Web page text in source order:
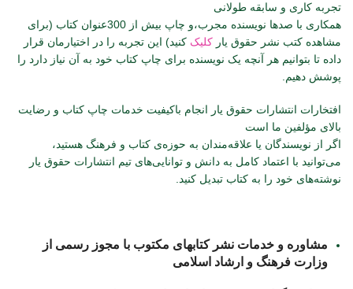
تجربه کاری و سابقه طولانی
همکاری با صدها نویسنده مجرب،و چاپ بیش از 300عنوان کتاب (برای
مشاهده کتب نشر حقوق یار کلیک کنید) این تجربه را در اختیارمان قرار
داده تا بتوانیم هر آنچه یک نویسنده برای چاپ کتاب خود به آن نیاز دارد را
پوشش دهیم.
افتخارات انتشارات حقوق یار انجام باکیفیت خدمات چاپ کتاب و رضایت
بالای مؤلفین ما است
اگر از نویسندگان یا علاقه‌مندان به حوزه‌ی کتاب و فرهنگ هستید،
می‌توانید با اعتماد کامل به دانش و توانایی‌های تیم انتشارات حقوق یار
نوشته‌های خود را به کتاب تبدیل کنید.
مشاوره و خدمات نشر کتابهای مکتوب با مجوز رسمی از
وزارت فرهنگ و ارشاد اسلامی